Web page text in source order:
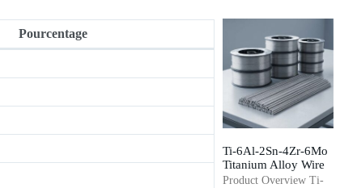
Pourcentage
Ti-6Al-2Sn-4Zr-6Mo
Titanium Alloy Wire
Product Overview Ti-